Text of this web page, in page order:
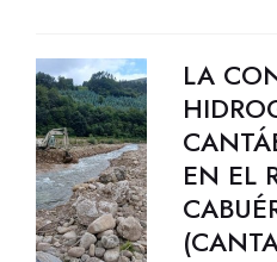
LA
EN EL